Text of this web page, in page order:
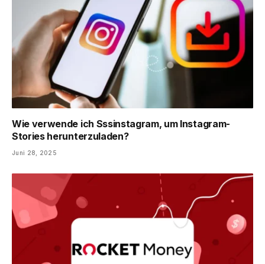
Wie verwende ich Sssinstagram, um Instagram-
Stories herunterzuladen?
Juni 28, 2025